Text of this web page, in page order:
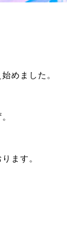
めました。
ます。